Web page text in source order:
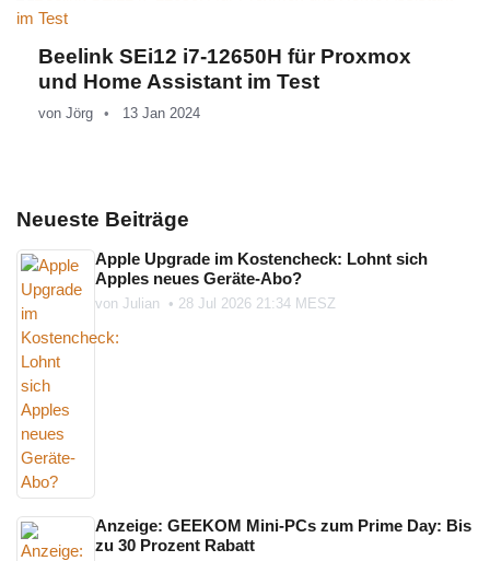
Beelink SEi12 i7-12650H für Proxmox
und Home Assistant im Test
von Jörg 13 Jan 2024
Neueste Beiträge
Apple Upgrade im Kostencheck: Lohnt sich
Apples neues Geräte-Abo?
von Julian • 28 Jul 2026 21:34 MESZ
Anzeige: GEEKOM Mini-PCs zum Prime Day: Bis
zu 30 Prozent Rabatt